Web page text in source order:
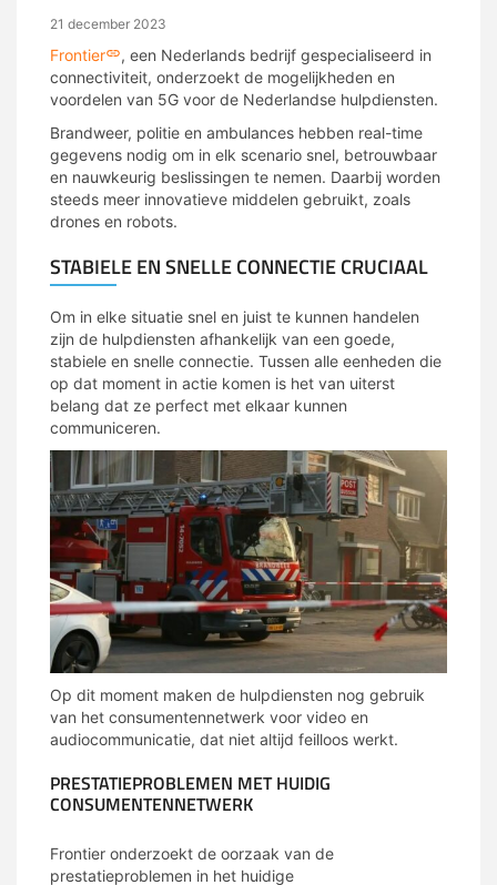
21 december 2023
Frontier
, een Nederlands bedrijf gespecialiseerd in
connectiviteit, onderzoekt de mogelijkheden en
voordelen van 5G voor de Nederlandse hulpdiensten.
Brandweer, politie en ambulances hebben real-time
gegevens nodig om in elk scenario snel, betrouwbaar
en nauwkeurig beslissingen te nemen. Daarbij worden
steeds meer innovatieve middelen gebruikt, zoals
drones en robots.
STABIELE EN SNELLE CONNECTIE CRUCIAAL
Om in elke situatie snel en juist te kunnen handelen
zijn de hulpdiensten afhankelijk van een goede,
stabiele en snelle connectie. Tussen alle eenheden die
op dat moment in actie komen is het van uiterst
belang dat ze perfect met elkaar kunnen
communiceren.
Op dit moment maken de hulpdiensten nog gebruik
van het consumentennetwerk voor video en
audiocommunicatie, dat niet altijd feilloos werkt.
PRESTATIEPROBLEMEN MET HUIDIG
CONSUMENTENNETWERK
Frontier onderzoekt de oorzaak van de
prestatieproblemen in het huidige